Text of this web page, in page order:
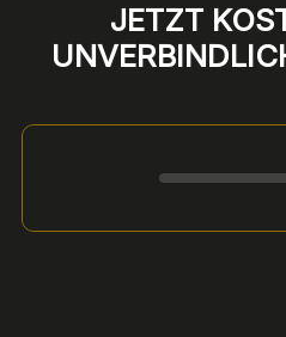
JETZT